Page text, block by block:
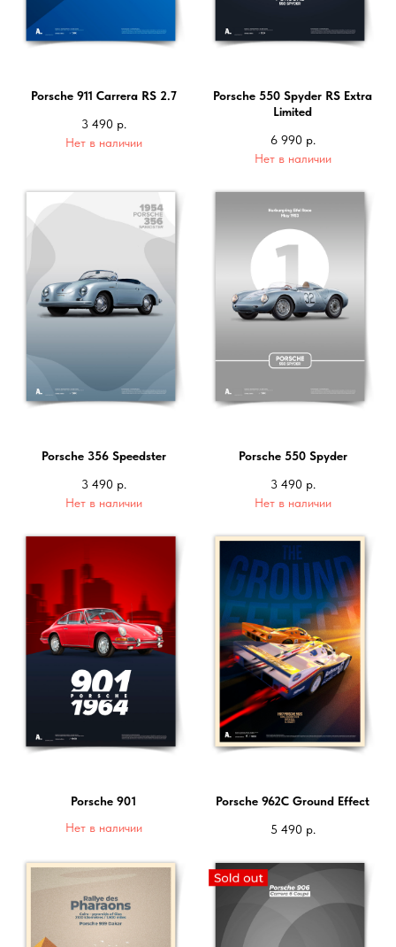
Porsche 911 Carrera RS 2.7
3 490 р.
Нет в наличии
Porsche 550 Spyder RS Extra
Limited
6 990 р.
Нет в наличии
Porsche 356 Speedster
3 490 р.
Нет в наличии
Porsche 550 Spyder
3 490 р.
Нет в наличии
Porsche 901
Нет в наличии
Porsche 962C Ground Effect
5 490 р.